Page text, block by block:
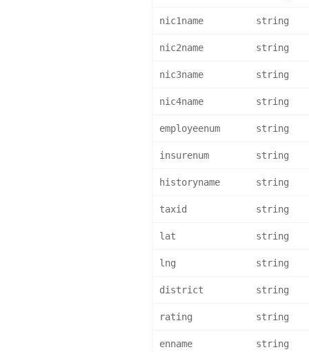
nic1name string
nic2name string
nic3name string
nic4name string
employeenum string
insurenum string
historyname string
taxid string
lat string
lng string
district string
rating string
enname string